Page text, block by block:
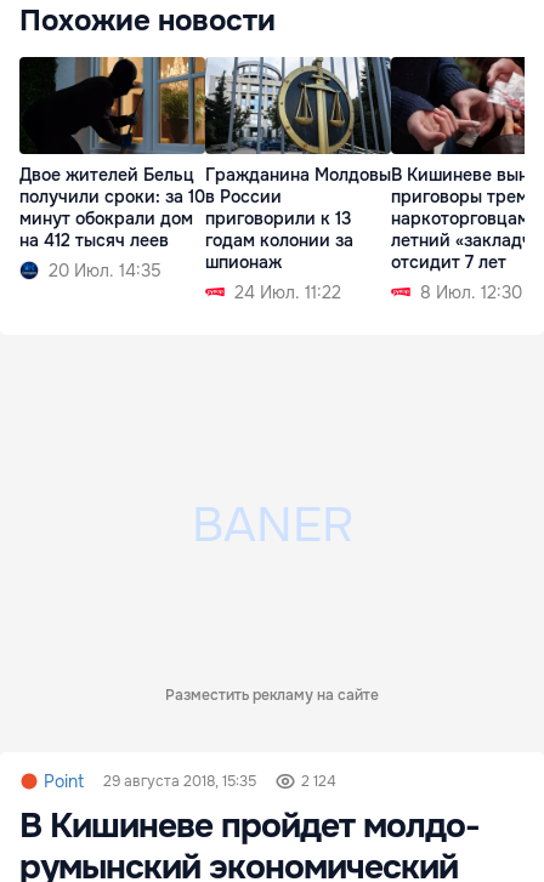
Похожие новости
Двое жителей Бельц
получили сроки: за 10
минут обокрали дом
на 412 тысяч леев
20 Июл. 14:35
Гражданина Молдовы
в России
приговорили к 13
годам колонии за
шпионаж
24 Июл. 11:22
В Кишиневе
приговоры трем
наркоторговцам:
летний
отсидит 7 лет
8 Июл. 12:30
Разместить рекламу на сайте
Point 29 августа 2018, 15:35 2 124
В Кишиневе пройдет молдо-
румынский экономический